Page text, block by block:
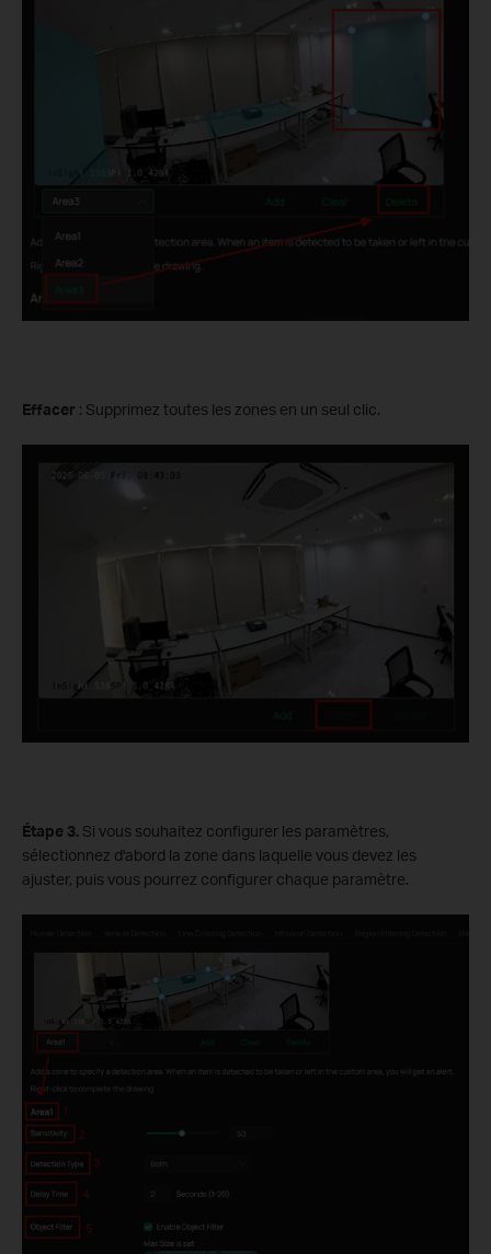
Effacer : Supprimez toutes les zones en un seul clic.
Étape 3. Si vous souhaitez configurer les paramètres,
sélectionnez d'abord la zone dans laquelle vous devez les
ajuster, puis vous pourrez configurer chaque paramètre.